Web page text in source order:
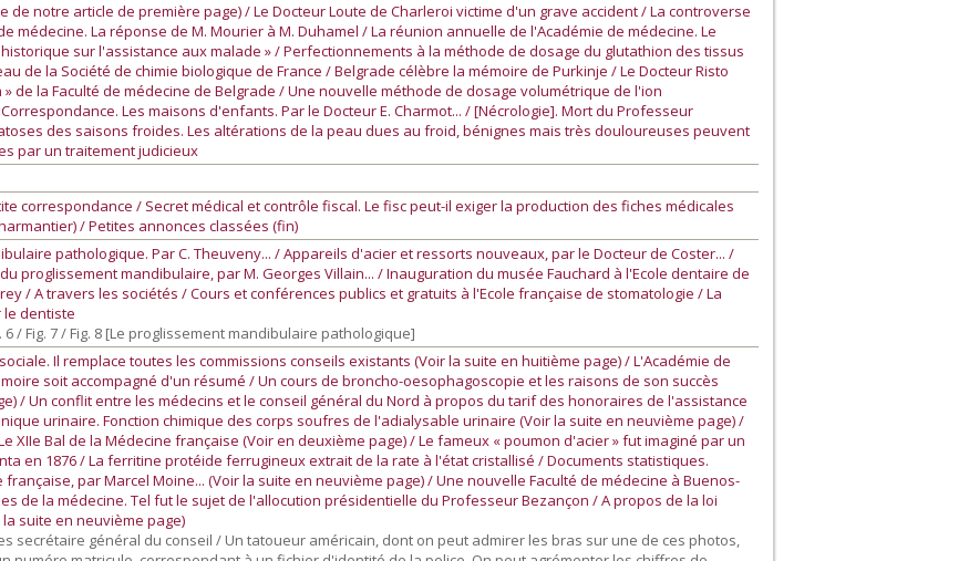
de notre article de première page) / Le Docteur Loute de Charleroi victime d'un grave accident / La controverse
médecine. La réponse de M. Mourier à M. Duhamel / La réunion annuelle de l'Académie de médecine. Le
sur l'assistance aux malade » / Perfectionnements à la méthode de dosage du glutathion des tissus
de la Société de chimie biologique de France / Belgrade célèbre la mémoire de Purkinje / Le Docteur Risto
de la Faculté de médecine de Belgrade / Une nouvelle méthode de dosage volumétrique de l'ion
Les maisons d'enfants. Par le Docteur E. Charmot... / [Nécrologie]. Mort du Professeur
des saisons froides. Les altérations de la peau dues au froid, bénignes mais très douloureuses peuvent
par un traitement judicieux
correspondance / Secret médical et contrôle fiscal. Le fisc peut-il exiger la production des fiches médicales
/ Petites annonces classées (fin)
pathologique. Par C. Theuveny... / Appareils d'acier et ressorts nouveaux, par le Docteur de Coster... /
proglissement mandibulaire, par M. Georges Villain... / Inauguration du musée Fauchard à l'Ecole dentaire de
/ A travers les sociétés / Cours et conférences publics et gratuits à l'Ecole française de stomatologie / La
le dentiste
6 / Fig. 7 / Fig. 8 [Le proglissement mandibulaire pathologique]
Il remplace toutes les commissions conseils existants (Voir la suite en huitième page) / L'Académie de
soit accompagné d'un résumé / Un cours de broncho-oesophagoscopie et les raisons de son succès
/ Un conflit entre les médecins et le conseil général du Nord à propos du tarif des honoraires de l'assistance
urinaire. Fonction chimique des corps soufres de l'adialysable urinaire (Voir la suite en neuvième page) /
XIIe Bal de la Médecine française (Voir en deuxième page) / Le fameux « poumon d'acier » fut imaginé par un
en 1876 / La ferritine protéide ferrugineux extrait de la rate à l'état cristallisé / Documents statistiques.
par Marcel Moine... (Voir la suite en neuvième page) / Une nouvelle Faculté de médecine à Buenos-
de la médecine. Tel fut le sujet de l'allocution présidentielle du Professeur Bezançon / A propos de la loi
suite en neuvième page)
secrétaire général du conseil / Un tatoueur américain, dont on peut admirer les bras sur une de ces photos,